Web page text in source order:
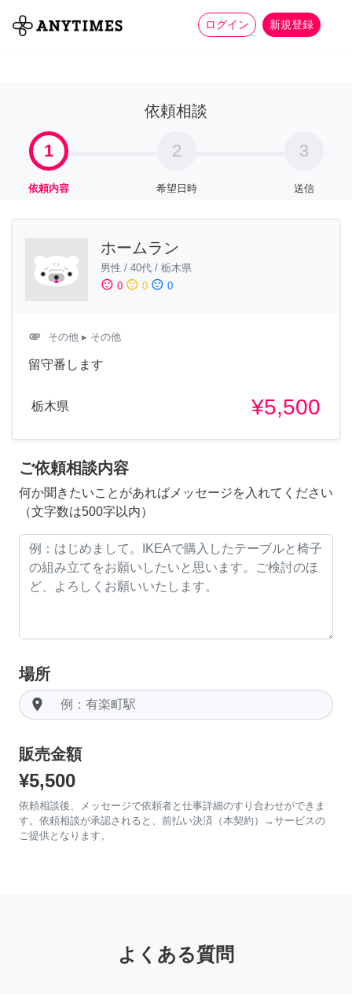
ログイン 新規登録
全て 家事 more_horiz
依頼相談
1
依頼内容
2
希望日時
3
送信
ホームラン
男性 / 40代 / 栃木県
sentiment_satisfied 0 sentiment_neutral 0 sentiment_dissatisfied 0
attachment その他 ▸ その他
留守番します
栃木県 ¥5,500
ご依頼相談内容
何か聞きたいことがあればメッセージを入れてください
（文字数は500字以内）
場所
room
販売金額
¥5,500
依頼相談後、メッセージで依頼者と仕事詳細のすり合わせができま
す。依頼相談が承認されると、前払い決済（本契約）→サービスの
ご提供となります。
よくある質問